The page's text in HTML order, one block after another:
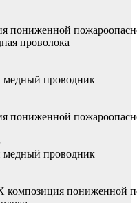
проволока
проводник
проводник
пониженной